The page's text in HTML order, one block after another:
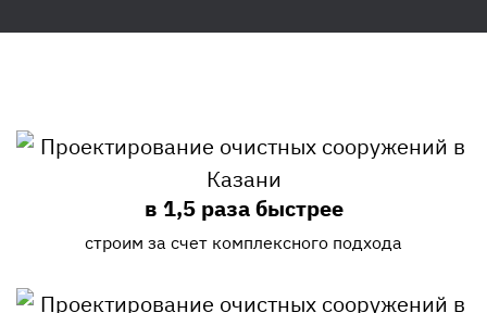
в 1,5 раза быстрее
строим за счет комплексного подхода